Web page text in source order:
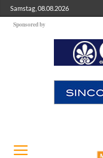
Samstag, 08.08.2026
Sponsored by